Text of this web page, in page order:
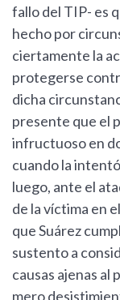
fallo del TIP- es
hecho por
ciertamente la
protegerse
dicha
presente que el
infructuoso en
cuando la
luego, ante el
de la víctima en
que Suárez
sustento a
causas ajenas al
mero